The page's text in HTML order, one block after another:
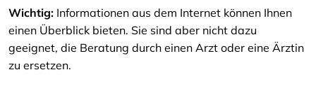
Wichtig: Informationen aus dem Internet können Ihnen
einen Überblick bieten. Sie sind aber nicht dazu
geeignet, die Beratung durch einen Arzt oder eine Ärztin
zu ersetzen.